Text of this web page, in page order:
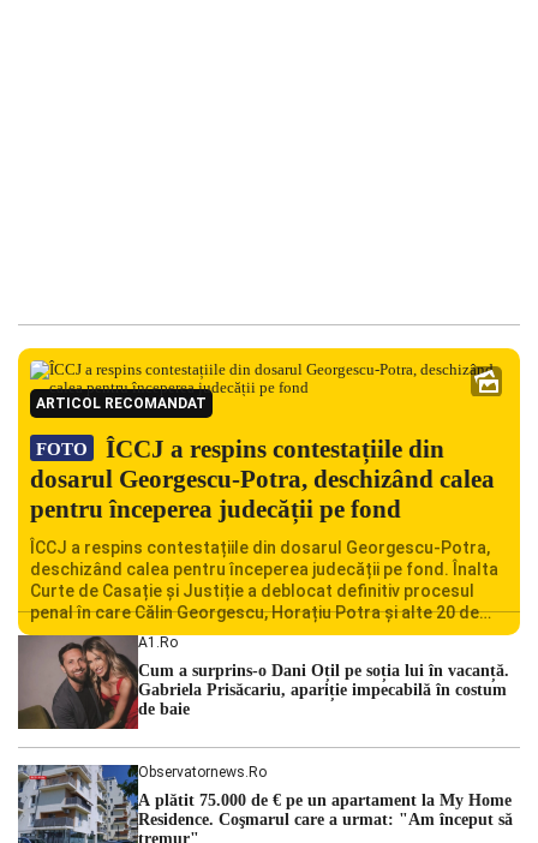
ARTICOL RECOMANDAT
FOTO
ÎCCJ a respins contestațiile din
dosarul Georgescu-Potra, deschizând calea
pentru începerea judecății pe fond
ÎCCJ a respins contestațiile din dosarul Georgescu-Potra,
deschizând calea pentru începerea judecății pe fond. Înalta
Curte de Casație și Justiție a deblocat definitiv procesul
penal în care Călin Georgescu, Horațiu Potra și alte 20 de
persoane sunt acuzați de acțiuni îndreptate împotriva
ordinii constituționale. În ședința din camera preliminară,
judecătorii de la instanța supremă au […]
A1.ro
Cum a surprins-o Dani Oțil pe soția lui în vacanță.
Gabriela Prisăcariu, apariție impecabilă în costum
de baie
Observatornews.ro
A plătit 75.000 de € pe un apartament la My Home
Residence. Coşmarul care a urmat: "Am început să
tremur"